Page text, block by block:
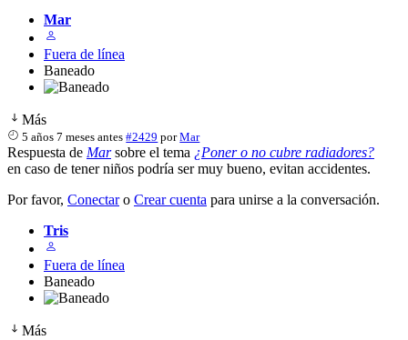
Mar
Fuera de línea
Baneado
Más
5 años 7 meses antes #2429 porMar
Respuesta de Marsobre el tema ¿Poner o no cubre radiadores?
en caso de tener niños podría ser muy bueno, evitan accidentes.
Por favor, Conectaro Crear cuenta para unirse a la conversación.
Tris
Fuera de línea
Baneado
Más